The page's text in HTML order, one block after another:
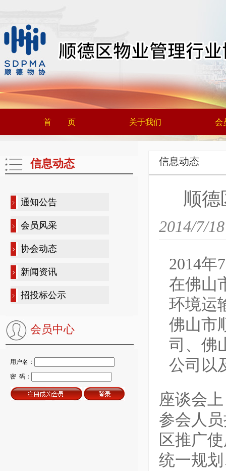
首 页 关于我们 会
信息动态
通知公告
会员风采
协会动态
新闻资讯
招投标公示
会员中心
用户名：
密 码：
信息动态
顺德
2014/7/
2014年
在佛山
环境运
佛山市
司、佛
公司以
座谈会
参会人
区推广
统一规